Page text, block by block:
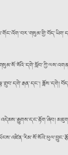
ཟློས་དགེ།